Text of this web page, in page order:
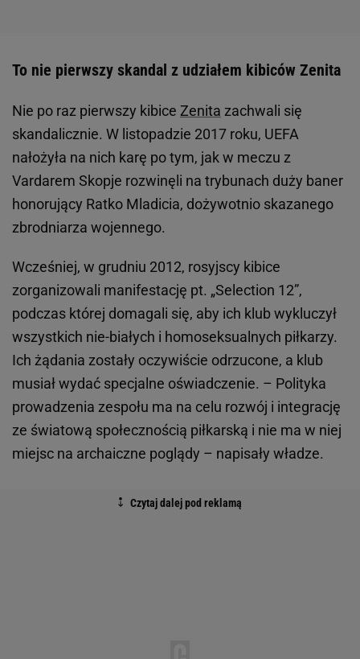
To nie pierwszy skandal z udziałem kibiców Zenita
Nie po raz pierwszy kibice Zenita zachwali się
skandalicznie. W listopadzie 2017 roku, UEFA
nałożyła na nich karę po tym, jak w meczu z
Vardarem Skopje rozwinęli na trybunach duży baner
honorujący Ratko Mladicia, dożywotnio skazanego
zbrodniarza wojennego.
Wcześniej, w grudniu 2012, rosyjscy kibice
zorganizowali manifestację pt. „Selection 12”,
podczas której domagali się, aby ich klub wykluczył
wszystkich nie-białych i homoseksualnych piłkarzy.
Ich żądania zostały oczywiście odrzucone, a klub
musiał wydać specjalne oświadczenie. – Polityka
prowadzenia zespołu ma na celu rozwój i integrację
ze światową społecznością piłkarską i nie ma w niej
miejsc na archaiczne poglądy – napisały władze.